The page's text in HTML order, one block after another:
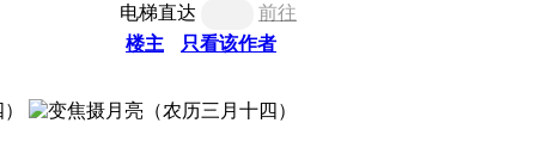
电梯直达
前往
楼主
只看该作者